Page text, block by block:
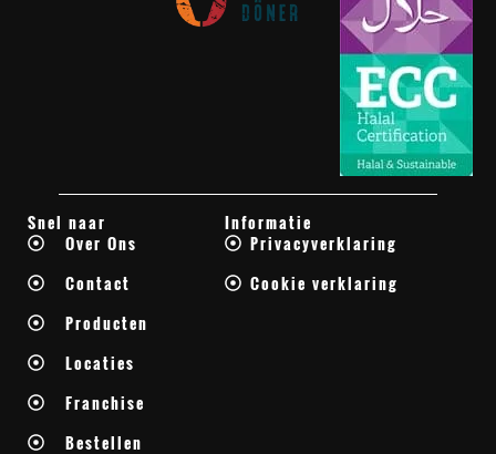
Snel naar
Over Ons
Contact
Producten
Locaties
Franchise
Bestellen
Informatie
Privacyverklaring
Cookie verklaring